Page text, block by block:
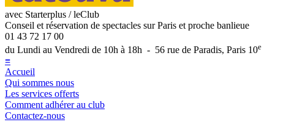
avec Starterplus / leClub
Conseil et réservation de spectacles sur Paris et proche banlieue
01 43 72 17 00
du Lundi au Vendredi de 10h à 18h - 56 rue de Paradis, Paris 10e
≡
Accueil
Qui sommes nous
Les services offerts
Comment adhérer au club
Contactez-nous